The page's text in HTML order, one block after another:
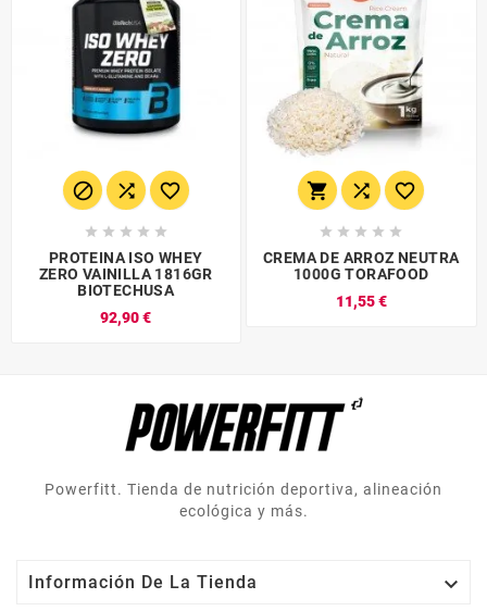
  
    
PROTEINA ISO WHEY
ZERO VAINILLA 1816GR
BIOTECHUSA
92,90 €
  
    
CREMA DE ARROZ NEUTRA
1000G TORAFOOD
11,55 €
Powerfitt. Tienda de nutrición deportiva, alineación
ecológica y más.
Información De La Tienda 